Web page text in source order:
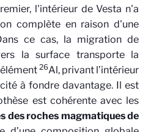
l'intérieur de Vesta n'a
complète en raison d'une
ce cas, la migration de
la surface transporte la
26Al, privant l’intérieur
à fondre davantage. Il est
est cohérente avec les
des roches magmatiquesde